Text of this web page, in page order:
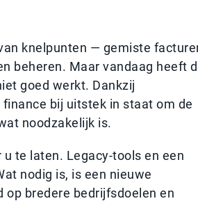
knelpunten — gemiste
beheren. Maar vandaag heeft
goed werkt. Dankzij
bij uitstek in staat om de
noodzakelijk is.
te laten. Legacy-tools en een
nodig is, is een nieuwe
bredere bedrijfsdoelen en